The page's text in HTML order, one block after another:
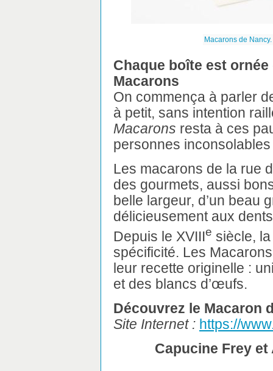
Macarons de
Chaque boîte est
Macarons
On commença à parler
à petit, sans intention
Macarons resta à ces
personnes
Les macarons de la rue
des gourmets, aussi
belle largeur, d’un beau
délicieusement aux
Depuis le XVIIIe siècle,
spécificité. Les
leur recette originelle :
et des blancs d’œufs.
Découvrez le Macaron
Site Internet : https://
Capucine Frey